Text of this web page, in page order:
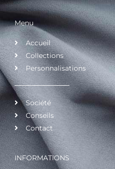
Menu
Accueil
Collections
Personnalisations
Société
Conseils
Contact
INFORMATIONS